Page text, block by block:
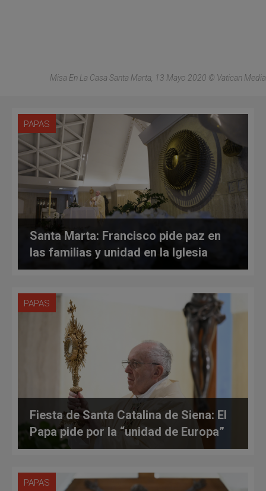
Misa En La Casa Santa Marta, 13 Mayo 2020 © Vatican Media
PAPAS
Santa Marta: Francisco pide paz en
las familias y unidad en la Iglesia
PAPAS
Fiesta de Santa Catalina de Siena: El
Papa pide por la “unidad de Europa”
PAPAS